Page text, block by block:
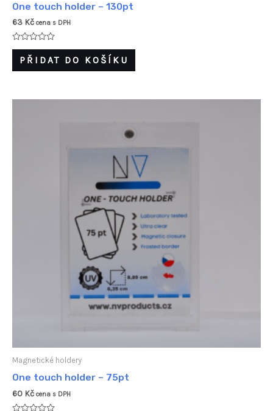
One touch holder – 130pt
63 Kč cena s DPH
Hodnocení
5
PŘIDAT DO KOŠÍKU
Magnetické holdery
One touch holder – 75pt
60 Kč cena s DPH